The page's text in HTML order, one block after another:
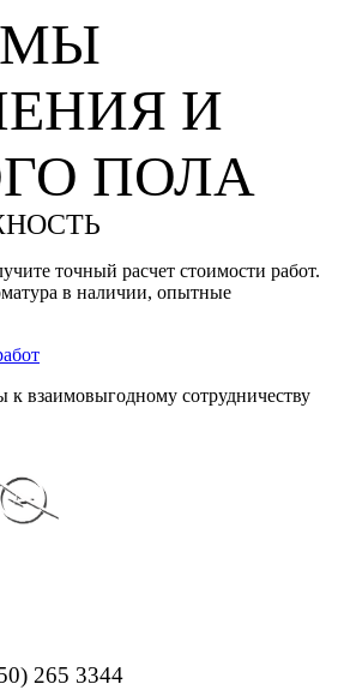
И
ПОЛА
точный расчет стоимости работ.
в наличии, опытные
265 3344